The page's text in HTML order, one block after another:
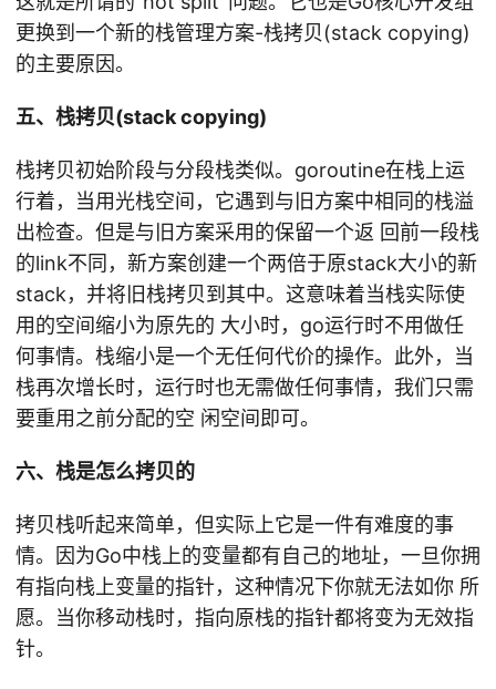
更换到一个新的栈管理方案-栈拷贝(stack copying)
的主要原因。
五、栈拷贝(stack copying)
栈拷贝初始阶段与分段栈类似。goroutine在栈上运
行着，当用光栈空间，它遇到与旧方案中相同的栈溢
出检查。但是与旧方案采用的保留一个返 回前一段栈
的link不同，新方案创建一个两倍于原stack大小的新
stack，并将旧栈拷贝到其中。这意味着当栈实际使
用的空间缩小为原先的 大小时，go运行时不用做任
何事情。栈缩小是一个无任何代价的操作。此外，当
栈再次增长时，运行时也无需做任何事情，我们只需
要重用之前分配的空 闲空间即可。
六、栈是怎么拷贝的
拷贝栈听起来简单，但实际上它是一件有难度的事
情。因为Go中栈上的变量都有自己的地址，一旦你拥
有指向栈上变量的指针，这种情况下你就无法如你 所
愿。当你移动栈时，指向原栈的指针都将变为无效指
针。